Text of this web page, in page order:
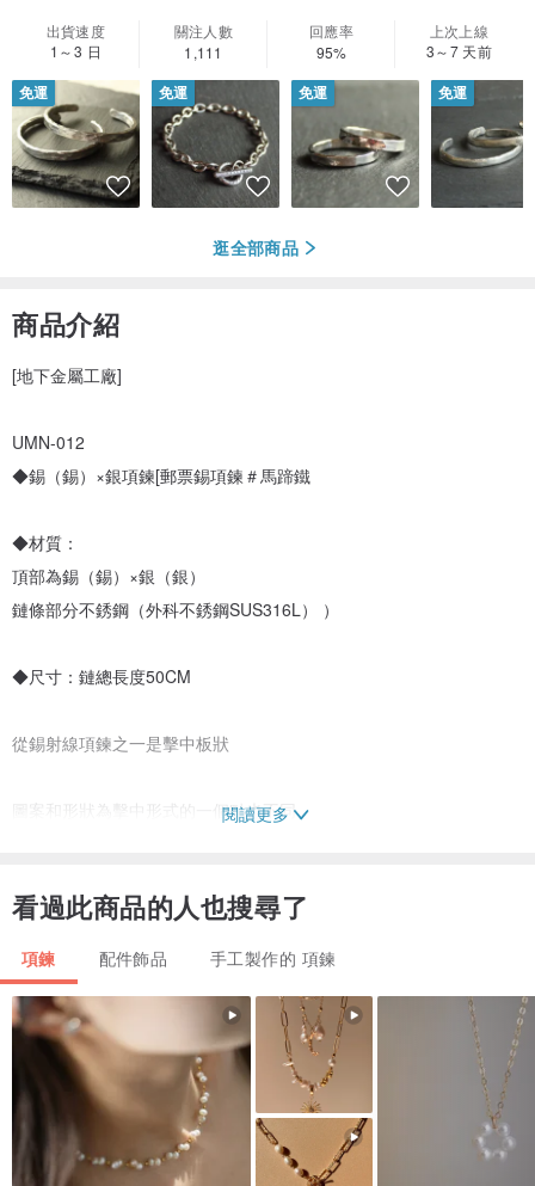
出貨速度
1～3 日
關注人數
1,111
回應率
95%
上次上線
3～7 天前
免運 免運 免運 免運
逛全部商品
商品介紹
[地下金屬工廠]
UMN-012
◆錫（錫）×銀項鍊[郵票錫項鍊＃馬蹄鐵
◆材質：
頂部為錫（錫）×銀（銀）
鏈條部分不銹鋼（外科不銹鋼SUS316L） ）
◆尺寸：鏈總長度50CM
從錫射線項鍊之一是擊中板狀
圖案和形狀為擊中形式的一個點也不同
加工錫（錫）製成的項鍊，也用於餐具和酒具
原始錫少幾個百分點它是一種材料。
使用不銹鋼鏈以適應錫和色鏈部
閃亮而從該帶電鍍鏈平靜不同。
*使用通常稱為外科用不銹鋼的SUS316L。
官方名稱為“ SUS316L”，一種用於剪刀和手術刀的醫用不銹鋼材料。
閱讀更多
看過此商品的人也搜尋了
項鍊 配件飾品 手工製作的 項鍊